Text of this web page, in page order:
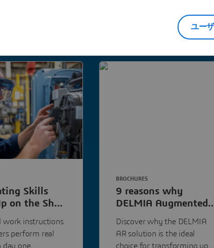
界は常に変化しています。DELMIA で一歩先を行く方法を
Skills
on the Shop
Reality
work instructions
perform real
day one,
9 reasons why
DELMIA Augmented
manufacturers an
advantage
Discover why the DELMIA
AR solution is the ideal
choice for transforming your
BROCHURES
ユー